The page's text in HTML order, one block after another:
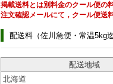
掲載送料とは別料金のクール便の
注文確認メールにて，クール便送
配送料（佐川急便・常温5kg
配送地域
北海道